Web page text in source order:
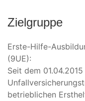
Zielgruppe
Erste-Hilfe-
(9UE):
Seit dem
betrieblichen